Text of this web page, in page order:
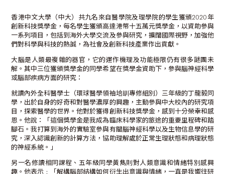
香港中文大學（中大）共九名來自醫學院及理學院的學生獲頒2020年
創新科技獎學金，每名學生獲頒高達港幣十五萬元獎學金，以資助參與
一系列項目，包括到海外大學交流及參與研究，擴闊國際視野，加強他
們對科學與科技的熱誠，為社會及創新科技產業作出貢獻。
大腦是人類最複雜的器官，它的運作機理及功能極限仍有很多謎團未
解。其中三位獲頒獎學金的同學希望在獎學金資助下，參與腦神經科學
或腦部疾病方面的研究：
就讀內外全科醫學士（環球醫學領袖培訓專修組別）三年級的丁龍毅同
學，出於自身的好奇和對醫學濃厚的興趣，主動參與中大校內的研究項
目，探索醫學的世界。他對於獲得創新科技獎學金，感到十分榮幸和感
恩。他說：「這個獎學金是我成為臨床科學家的旅途的重要里程碑和踏
腳石。我打算到海外的實驗室參與有關腦神經科學以及生物信息學的研
究，深入認識創新的計算方法，協助理解處於正常生理狀態和病理狀態
的神經系統。」
另一名修讀相同課程、五年級同學黃雋則對人類意識和情緒特別感興
趣。他表示﹕「解構腦部結構如何衍生出意識與情緒，一直是我嚮往研